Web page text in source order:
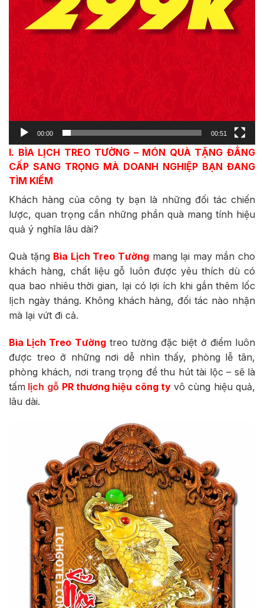
00:00 00:51
I. BÌA LỊCH TREO TƯỜNG – MÓN QUÀ TẶNG ĐẲNG
CẤP SANG TRỌNG MÀ DOANH NGHIỆP BẠN ĐANG
TÌM KIẾM
Khách hàng của công ty bạn là những đối tác chiến
lược, quan trọng cần những phần quà mang tính hiệu
quả ý nghĩa lâu dài?
Quà tặng Bìa Lịch Treo Tường mang lại may mắn cho
khách hàng, chất liệu gỗ luôn được yêu thích dù có
qua bao nhiêu thời gian, lại có lợi ích khi gắn thêm lốc
lịch ngày tháng. Không khách hàng, đối tác nào nhận
mà lại vứt đi cả.
Bìa Lịch Treo Tườngtreo tường đặc biệt ở điểm luôn
được treo ở những nơi dễ nhìn thấy, phòng lễ tân,
phòng khách, nơi trang trọng để thu hút tài lộc – sẽ là
tấm lịch gỗ PR thương hiệu công tyvô cùng hiệu quả,
lâu dài.